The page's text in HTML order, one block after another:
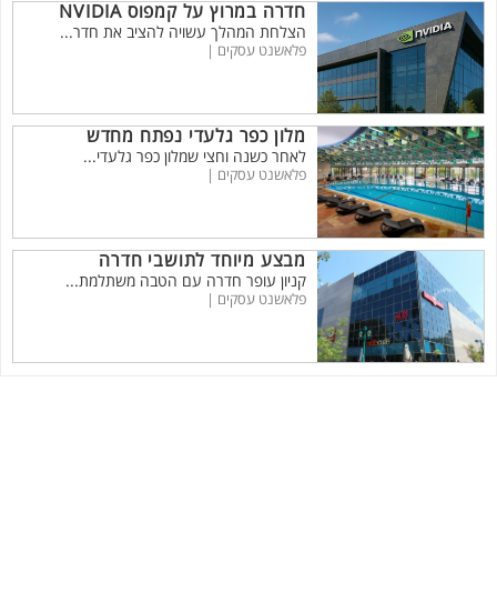
חדרה במרוץ על קמפוס NVIDIA
הצלחת המהלך עשויה להציב את חדר...
פלאשנט עסקים |
מלון כפר גלעדי נפתח מחדש
לאחר כשנה וחצי שמלון כפר גלעדי...
פלאשנט עסקים |
מבצע מיוחד לתושבי חדרה
קניון עופר חדרה עם הטבה משתלמת...
פלאשנט עסקים |